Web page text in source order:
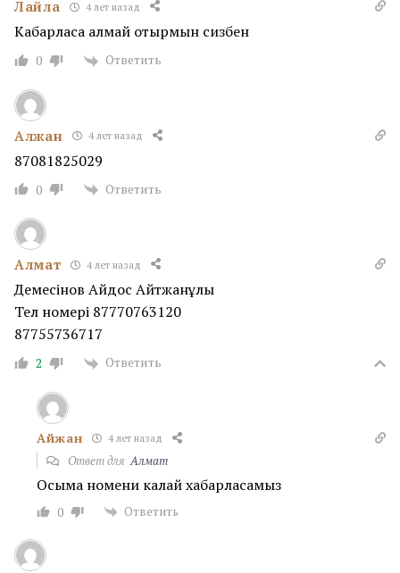
Лайла 4 лет назад
Кабарласа алмай отырмын сизбен
0 Ответить
Алжан 4 лет назад
87081825029
0 Ответить
Алмат 4 лет назад
Демесінов Айдос Айтжанұлы
Тел номері 87770763120
87755736717
2 Ответить
Айжан 4 лет назад
Ответ для Алмат
Осыма номени калай хабарласамыз
0 Ответить